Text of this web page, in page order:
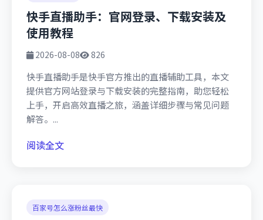
快手直播助手：官网登录、下载安装及
使用教程
2026-08-08 826
快手直播助手是快手官方推出的直播辅助工具，本文
提供官方网站登录与下载安装的完整指南，助您轻松
上手，开启高效直播之旅，涵盖详细步骤与常见问题
解答。...
阅读全文
百家号怎么涨粉丝最快